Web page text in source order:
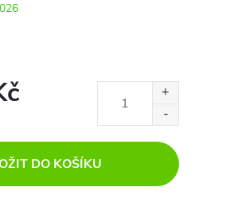
DO KOŠÍKU